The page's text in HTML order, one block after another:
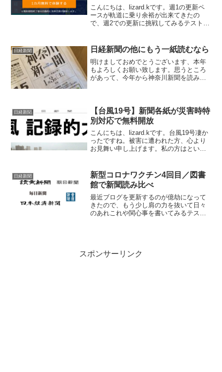
こんにちは、lizard.kです。週1の更新ペ
ースが軌道に乗り余裕が出来てきたの
で、週2での更新に挑戦してみるテストで
改めて申し込もうかどうか迷っていたの
ですが、7...
日経新聞 日経新聞の他にもう一紙読むなら
明けましておめでとうございます、本年
もよろしくお願い致します。思うところ
があって、今年から神奈川新聞を読み始
変えてしまい、これで十...
日経新聞
【台風19号】新聞各紙が災害時特
別対応で無料開放
こんにちは、lizard.kです。台風19号凄か
ったですね。被害に遭われた方、心より
お見舞い申し上げます。私の方はという
ヒヤヒヤしながら情報収集して一晩を過
ごしました。S...
日経新聞
新型コロナワクチン4回目／図書
館で新聞読み比べ
最近ブログを更新するのが億劫になって
きたので、もう少し肩の力を抜いて日々
のあれこれや関心事を書いてみるテス
スポンサーリンク